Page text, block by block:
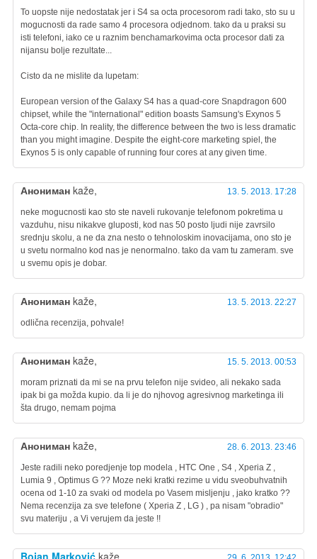
To uopste nije nedostatak jer i S4 sa octa procesorom radi tako, sto su u
mogucnosti da rade samo 4 procesora odjednom. tako da u praksi su
isti telefoni, iako ce u raznim benchamarkovima octa procesor dati za
nijansu bolje rezultate...
Cisto da ne mislite da lupetam:
European version of the Galaxy S4 has a quad-core Snapdragon 600
chipset, while the "international" edition boasts Samsung's Exynos 5
Octa-core chip. In reality, the difference between the two is less dramatic
than you might imagine. Despite the eight-core marketing spiel, the
Exynos 5 is only capable of running four cores at any given time.
Анониман kaže, 13. 5. 2013. 17:28
neke mogucnosti kao sto ste naveli rukovanje telefonom pokretima u
vazduhu, nisu nikakve gluposti, kod nas 50 posto ljudi nije zavrsilo
srednju skolu, a ne da zna nesto o tehnoloskim inovacijama, ono sto je
u svetu normalno kod nas je nenormalno. tako da vam tu zameram. sve
u svemu opis je dobar.
Анониман kaže, 13. 5. 2013. 22:27
odlična recenzija, pohvale!
Анониман kaže, 15. 5. 2013. 00:53
moram priznati da mi se na prvu telefon nije svideo, ali nekako sada
ipak bi ga možda kupio. da li je do njhovog agresivnog marketinga ili
šta drugo, nemam pojma
Анониман kaže, 28. 6. 2013. 23:46
Jeste radili neko poredjenje top modela , HTC One , S4 , Xperia Z ,
Lumia 9 , Optimus G ?? Moze neki kratki rezime u vidu sveobuhvatnih
ocena od 1-10 za svaki od modela po Vasem misljenju , jako kratko ??
Nema recenzija za sve telefone ( Xperia Z , LG ) , pa nisam "obradio"
svu materiju , a Vi verujem da jeste !!